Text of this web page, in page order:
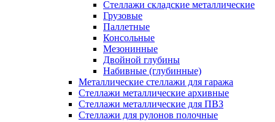
Стеллажи складские металлические
Грузовые
Паллетные
Консольные
Мезонинные
Двойной глубины
Набивные (глубинные)
Металлические стеллажи для гаража
Стеллажи металлические архивные
Стеллажи металлические для ПВЗ
Стеллажи для рулонов полочные